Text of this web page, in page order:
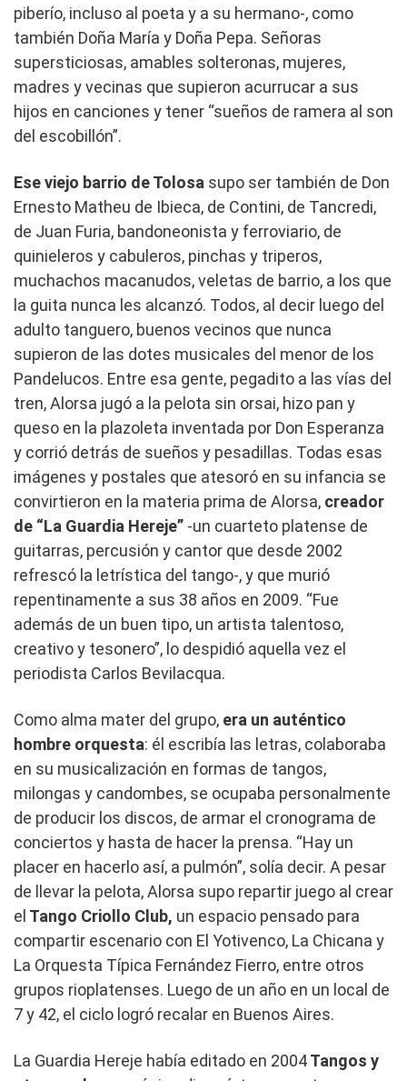
piberío, incluso al poeta y a su hermano-, como
también Doña María y Doña Pepa. Señoras
supersticiosas, amables solteronas, mujeres,
madres y vecinas que supieron acurrucar a sus
hijos en canciones y tener “sueños de ramera al son
del escobillón”.
Ese viejo barrio de Tolosa supo ser también de Don
Ernesto Matheu de Ibieca, de Contini, de Tancredi,
de Juan Furia, bandoneonista y ferroviario, de
quinieleros y cabuleros, pinchas y triperos,
muchachos macanudos, veletas de barrio, a los que
la guita nunca les alcanzó. Todos, al decir luego del
adulto tanguero, buenos vecinos que nunca
supieron de las dotes musicales del menor de los
Pandelucos. Entre esa gente, pegadito a las vías del
tren, Alorsa jugó a la pelota sin orsai, hizo pan y
queso en la plazoleta inventada por Don Esperanza
y corrió detrás de sueños y pesadillas. Todas esas
imágenes y postales que atesoró en su infancia se
convirtieron en la materia prima de Alorsa, creador
de “La Guardia Hereje” -un cuarteto platense de
guitarras, percusión y cantor que desde 2002
refrescó la letrística del tango-, y que murió
repentinamente a sus 38 años en 2009. “Fue
además de un buen tipo, un artista talentoso,
creativo y tesonero”, lo despidió aquella vez el
periodista Carlos Bevilacqua.
Como alma mater del grupo, era un auténtico
hombre orquesta: él escribía las letras, colaboraba
en su musicalización en formas de tangos,
milongas y candombes, se ocupaba personalmente
de producir los discos, de armar el cronograma de
conciertos y hasta de hacer la prensa. “Hay un
placer en hacerlo así, a pulmón”, solía decir. A pesar
de llevar la pelota, Alorsa supo repartir juego al crear
el Tango Criollo Club, un espacio pensado para
compartir escenario con El Yotivenco, La Chicana y
La Orquesta Típica Fernández Fierro, entre otros
grupos rioplatenses. Luego de un año en un local de
7 y 42, el ciclo logró recalar en Buenos Aires.
La Guardia Hereje había editado en 2004Tangos y